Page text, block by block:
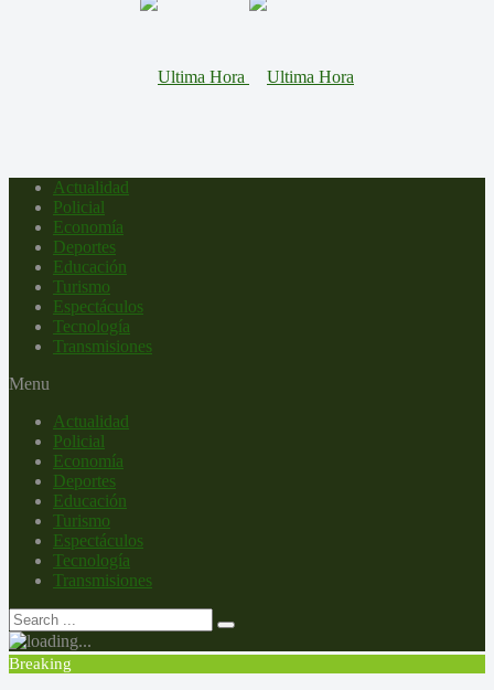
Actualidad
Policial
Economía
Deportes
Educación
Turismo
Espectáculos
Tecnología
Transmisiones
Menu
Actualidad
Policial
Economía
Deportes
Educación
Turismo
Espectáculos
Tecnología
Transmisiones
Breaking